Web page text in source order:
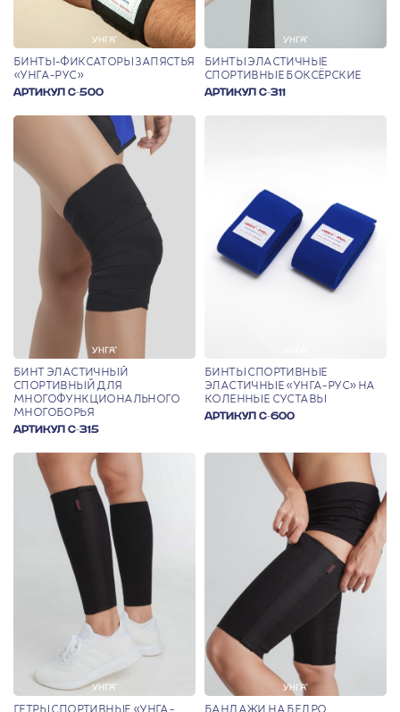
БИНТЫ-ФИКСАТОРЫ ЗАПЯСТЬЯ
«УНГА-РУС»
АРТИКУЛ С-500
БИНТЫ ЭЛАСТИЧНЫЕ
СПОРТИВНЫЕ БОКСЁРСКИЕ
АРТИКУЛ С-311
БИНТ ЭЛАСТИЧНЫЙ
СПОРТИВНЫЙ ДЛЯ
МНОГОФУНКЦИОНАЛЬ­НОГО
МНОГОБОРЬЯ
АРТИКУЛ С-315
БИНТЫ СПОРТИВНЫЕ
ЭЛАСТИЧНЫЕ «УНГА-РУС» НА
КОЛЕННЫЕ СУСТАВЫ
АРТИКУЛ С-600